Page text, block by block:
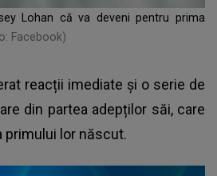
Lohan că va deveni pentru prima
Facebook)
reacții imediate și o serie de
din partea adepților săi, care
primului lor născut.